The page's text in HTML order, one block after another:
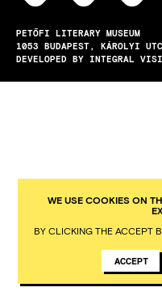
PETŐFI LITERARY MUSEUM
1053
BUDAPEST
KÁROLYI
DEVELOPED BY INTEGRAL
WE USE COOKIES ON
BY CLICKING THE ACCEPT
ACCEPT